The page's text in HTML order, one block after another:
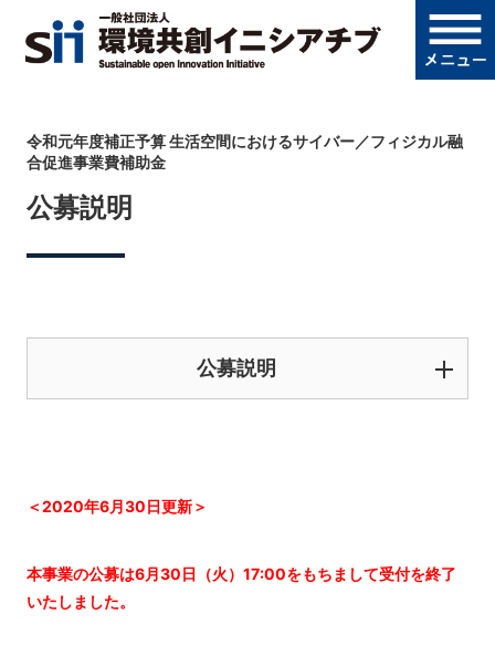
令和元年度補正予算 生活空間におけるサイバー／フィジカル融
合促進事業費補助金
公募説明
公募説明
＜2020年6月30日更新＞
本事業の公募は6月30日（火）17:00をもちまして受付を終了
いたしました。